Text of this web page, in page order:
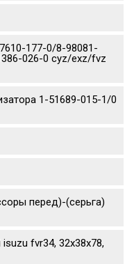
177-0/8-98081-
026-0 cyz/exz/fvz
1-51689-015-1/0
перед)-(серьга)
fvr34, 32x38x78,